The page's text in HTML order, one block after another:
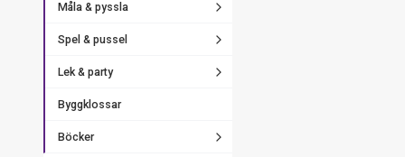
Måla & pyssla
Spel & pussel
Lek & party
Byggklossar
Böcker